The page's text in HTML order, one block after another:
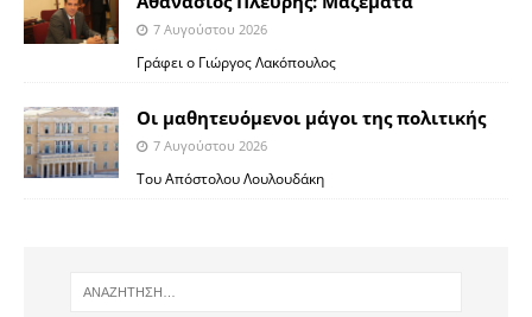
7 Αυγούστου 2026
Γράφει ο Γιώργος Λακόπουλος
Οι μαθητευόμενοι μάγοι της πολιτικής
7 Αυγούστου 2026
Του Απόστολου Λουλουδάκη